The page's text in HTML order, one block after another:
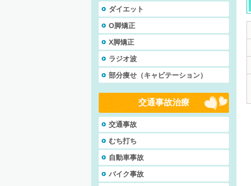
ダイエット
O脚矯正
X脚矯正
ラジオ波
部分痩せ（キャビテーション）
交通事故治療
交通事故
むち打ち
自動車事故
バイク事故